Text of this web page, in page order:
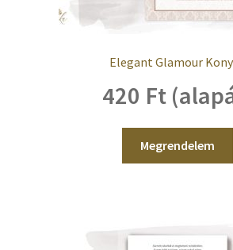
Elegant Glamour
420 Ft
Megrendelem